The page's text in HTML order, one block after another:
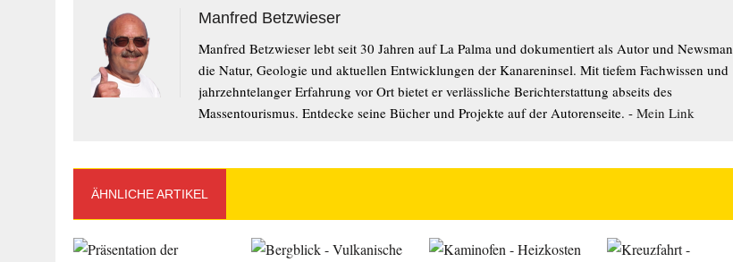
Manfred Betzwieser
Manfred Betzwieser lebt seit 30 Jahren auf La Palma und dokumentiert als Autor und Newsman
die Natur, Geologie und aktuellen Entwicklungen der Kanareninsel. Mit tiefem Fachwissen und
jahrzehntelanger Erfahrung vor Ort bietet er verlässliche Berichterstattung abseits des
Massentourismus. Entdecke seine Bücher und Projekte auf der Autorenseite. - Mein Link
ÄHNLICHE ARTIKEL